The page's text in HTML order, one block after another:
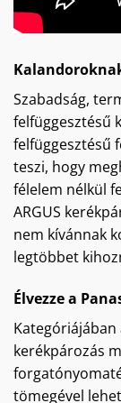
Szabadság,
felfüggesztésű
felfüggesztésű
teszi, hogy
félelem nélkül
ARGUS
nem kívánnak
legtöbbet
Élvezze a
kerékpározás
tömegével